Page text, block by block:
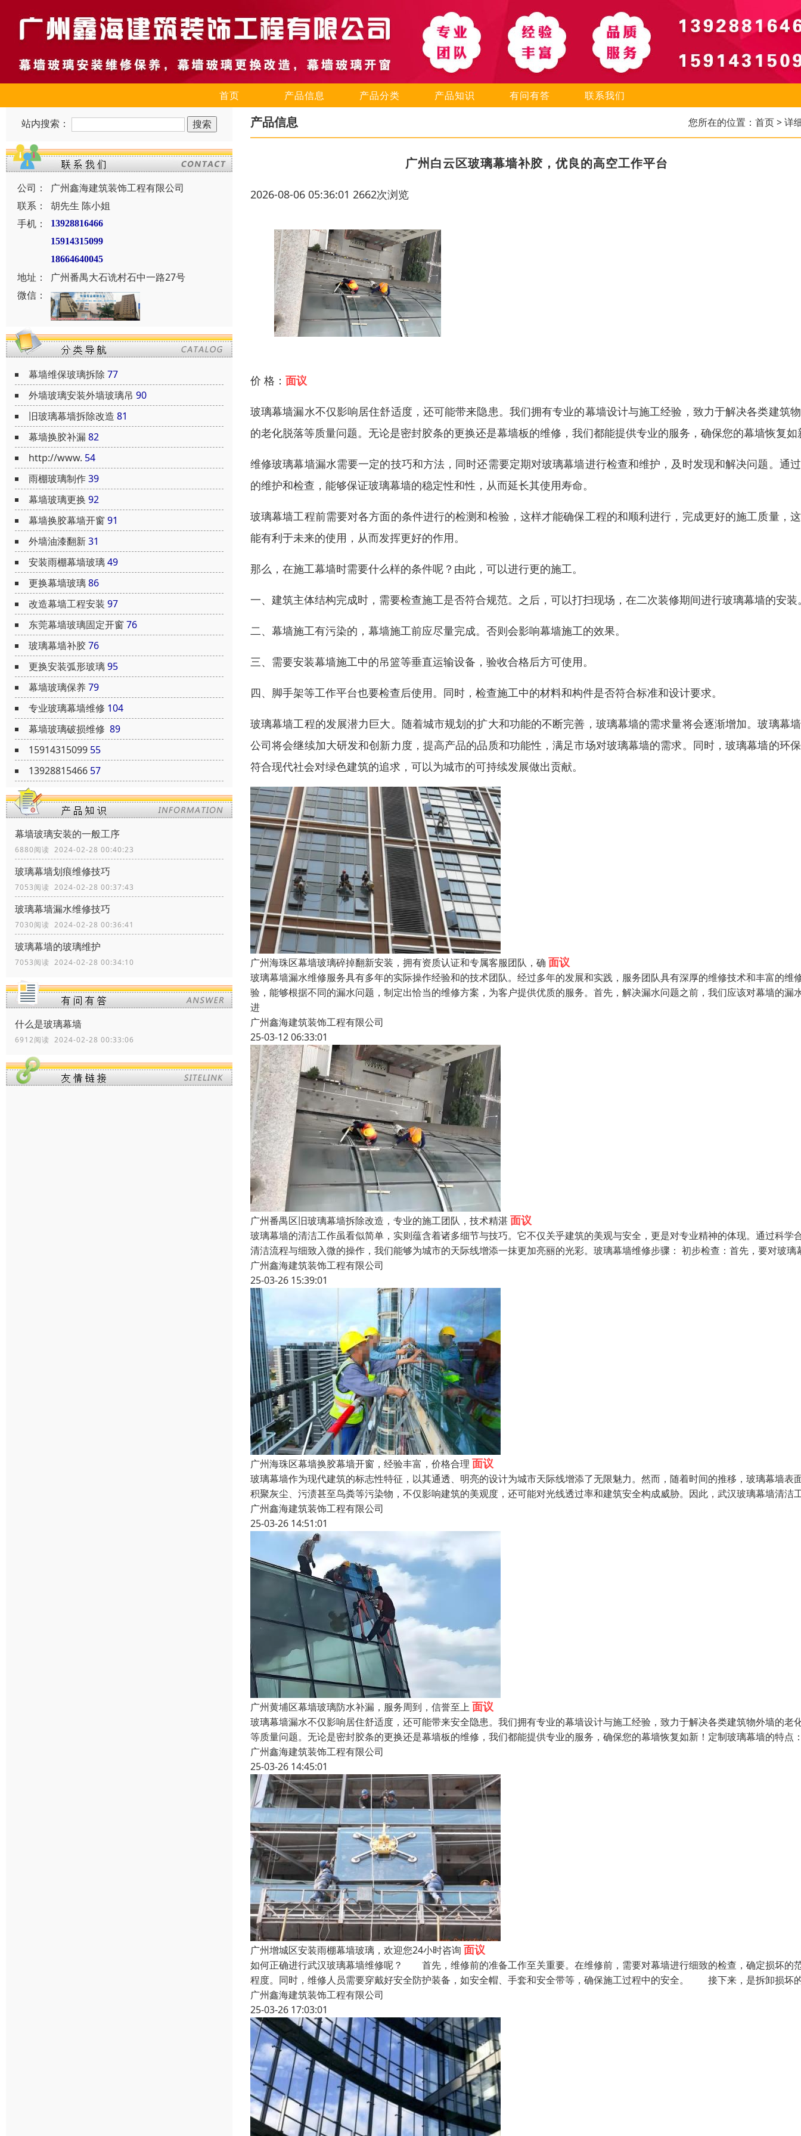
首页 产品信息 产品分类 产品知识 有问有答 联系我们
站内搜索：
公司：
广州鑫海建筑装饰工程有限公司
联系：
胡先生 陈小姐
手机：
13928816466
15914315099
18664640045
地址：
广州番禺大石诜村石中一路27号
微信：
幕墙维保玻璃拆除 77
外墙玻璃安装外墙玻璃吊 90
旧玻璃幕墙拆除改造 81
幕墙换胶补漏82
http://www. 54
雨棚玻璃制作39
幕墙玻璃更换 92
幕墙换胶幕墙开窗 91
外墙油漆翻新31
安装雨棚幕墙玻璃49
更换幕墙玻璃86
改造幕墙工程安装 97
东莞幕墙玻璃固定开窗 76
玻璃幕墙补胶76
更换安装弧形玻璃95
幕墙玻璃保养79
专业玻璃幕墙维修 104
幕墙玻璃破损维修 89
15914315099 55
13928815466 57
幕墙玻璃安装的一般工序
6880阅读 2024-02-28 00:40:23
玻璃幕墙划痕维修技巧
7053阅读 2024-02-28 00:37:43
玻璃幕墙漏水维修技巧
7030阅读 2024-02-28 00:36:41
玻璃幕墙的玻璃维护
7053阅读 2024-02-28 00:34:10
什么是玻璃幕墙
6912阅读 2024-02-28 00:33:06
产品信息 您所在的位置： 首页> 详
广州白云区玻璃幕墙补胶，优良的高空工作平台
2026-08-06 05:36:01 2662次浏览
价 格： 面议
玻璃幕墙漏水不仅影响居住舒适度，还可能带来隐患。我们拥有专业的幕墙设计与施工经验，致力于解决各类建筑
的老化脱落等质量问题。无论是密封胶条的更换还是幕墙板的维修，我们都能提供专业的服务，确保您的幕墙恢复如
维修玻璃幕墙漏水需要一定的技巧和方法，同时还需要定期对玻璃幕墙进行检查和维护，及时发现和解决问题。通
的维护和检查，能够保证玻璃幕墙的稳定性和性，从而延长其使用寿命。
玻璃幕墙工程前需要对各方面的条件进行的检测和检验，这样才能确保工程的和顺利进行，完成更好的施工质量，
能有利于未来的使用，从而发挥更好的作用。
那么，在施工幕墙时需要什么样的条件呢？由此，可以进行更的施工。
一、建筑主体结构完成时，需要检查施工是否符合规范。之后，可以打扫现场，在二次装修期间进行玻璃幕墙的安装
二、幕墙施工有污染的，幕墙施工前应尽量完成。否则会影响幕墙施工的效果。
三、需要安装幕墙施工中的吊篮等垂直运输设备，验收合格后方可使用。
四、脚手架等工作平台也要检查后使用。同时，检查施工中的材料和构件是否符合标准和设计要求。
玻璃幕墙工程的发展潜力巨大。随着城市规划的扩大和功能的不断完善，玻璃幕墙的需求量将会逐渐增加。玻璃幕
公司将会继续加大研发和创新力度，提高产品的品质和功能性，满足市场对玻璃幕墙的需求。同时，玻璃幕墙的环
符合现代社会对绿色建筑的追求，可以为城市的可持续发展做出贡献。
广州海珠区幕墙玻璃碎掉翻新安装，拥有资质认证和专属客服团队，确 面议
玻璃幕墙漏水维修服务具有多年的实际操作经验和的技术团队。经过多年的发展和实践，服务团队具有深厚的维修技术和丰富的维
验，能够根据不同的漏水问题，制定出恰当的维修方案，为客户提供优质的服务。首先，解决漏水问题之前，我们应该对幕墙的漏
进
广州鑫海建筑装饰工程有限公司
25-03-12 06:33:01
广州番禺区旧玻璃幕墙拆除改造，专业的施工团队，技术精湛面议
玻璃幕墙的清洁工作虽看似简单，实则蕴含着诸多细节与技巧。它不仅关乎建筑的美观与安全，更是对专业精神的体现。通过科学
清洁流程与细致入微的操作，我们能够为城市的天际线增添一抹更加亮丽的光彩。玻璃幕墙维修步骤： 初步检查：首先，要对玻璃
广州鑫海建筑装饰工程有限公司
25-03-26 15:39:01
广州海珠区幕墙换胶幕墙开窗，经验丰富，价格合理 面议
玻璃幕墙作为现代建筑的标志性特征，以其通透、明亮的设计为城市天际线增添了无限魅力。然而，随着时间的推移，玻璃幕墙表
积聚灰尘、污渍甚至鸟粪等污染物，不仅影响建筑的美观度，还可能对光线透过率和建筑安全构成威胁。因此，武汉玻璃幕墙清洁
广州鑫海建筑装饰工程有限公司
25-03-26 14:51:01
广州黄埔区幕墙玻璃防水补漏，服务周到，信誉至上 面议
玻璃幕墙漏水不仅影响居住舒适度，还可能带来安全隐患。我们拥有专业的幕墙设计与施工经验，致力于解决各类建筑物外墙的老
等质量问题。无论是密封胶条的更换还是幕墙板的维修，我们都能提供专业的服务，确保您的幕墙恢复如新！定制玻璃幕墙的特点
广州鑫海建筑装饰工程有限公司
25-03-26 14:45:01
广州增城区安装雨棚幕墙玻璃，欢迎您24小时咨询 面议
如何正确进行武汉玻璃幕墙维修呢？ 首先，维修前的准备工作至关重要。在维修前，需要对幕墙进行细致的检查，确定损坏的
程度。同时，维修人员需要穿戴好安全防护装备，如安全帽、手套和安全带等，确保施工过程中的安全。 接下来，是拆卸损坏
广州鑫海建筑装饰工程有限公司
25-03-26 17:03:01